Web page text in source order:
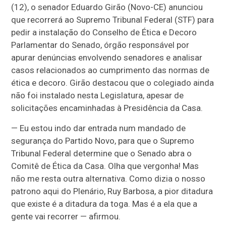
(12), o senador Eduardo Girão (Novo-CE) anunciou
que recorrerá ao Supremo Tribunal Federal (STF) para
pedir a instalação do Conselho de Ética e Decoro
Parlamentar do Senado, órgão responsável por
apurar denúncias envolvendo senadores e analisar
casos relacionados ao cumprimento das normas de
ética e decoro. Girão destacou que o colegiado ainda
não foi instalado nesta Legislatura, apesar de
solicitações encaminhadas à Presidência da Casa.
— Eu estou indo dar entrada num mandado de
segurança do Partido Novo, para que o Supremo
Tribunal Federal determine que o Senado abra o
Comitê de Ética da Casa. Olha que vergonha! Mas
não me resta outra alternativa. Como dizia o nosso
patrono aqui do Plenário, Ruy Barbosa, a pior ditadura
que existe é a ditadura da toga. Mas é a ela que a
gente vai recorrer — afirmou.